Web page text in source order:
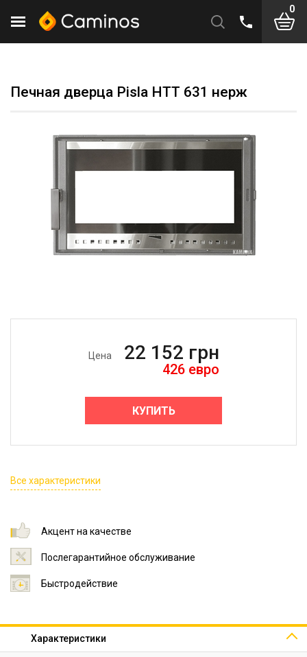
0
Печная дверца Pisla HTT 631 нерж
Цена 22 152 грн
426 евро
КУПИТЬ
Все характеристики
Акцент на качестве
Послегарантийное обслуживание
Быстродействие
Характеристики